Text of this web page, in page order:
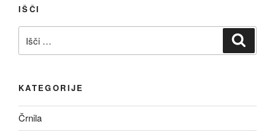
IŠČI
KATEGORIJE
Črnila